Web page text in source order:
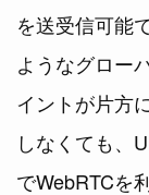
を送受信可能
ようなグロー
イントが片方
しなくても、
でWebRTCを